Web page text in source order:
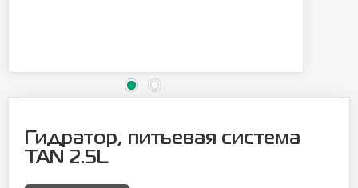
Гидратор, питьевая система
TAN 2.5L